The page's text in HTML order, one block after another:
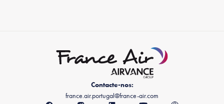
Contacte-nos:
france.air.portugal@france-air.com